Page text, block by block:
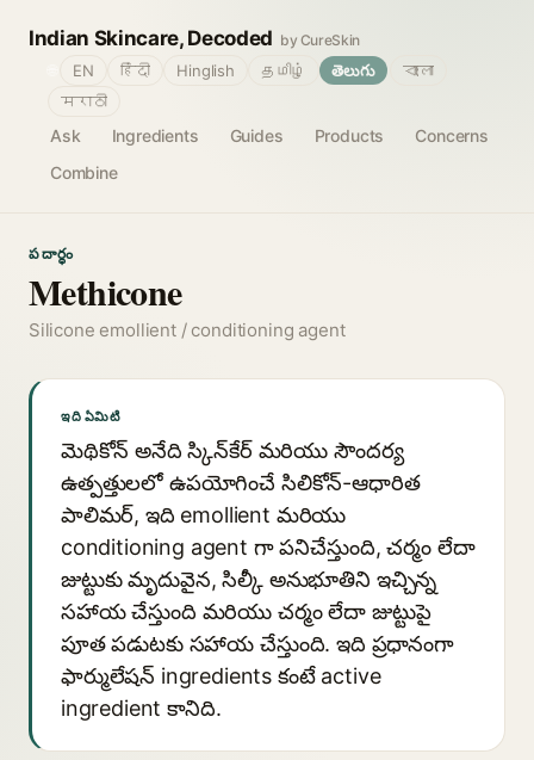
Indian Skincare, Decoded by CureSkin
Ask Ingredients Guides Products
Concerns
Combine
EN हिंदी Hinglish தமிழ் తెలుగు
বাংলা
मराठी
పదార్థం
Methicone
Silicone emollient / conditioning agent
ఇది ఏమిటి
మెథికోన్ అనేది స్కిన్‌కేర్ మరియు సౌందర్య
ఉత్పత్తులలో ఉపయోగించే సిలికోన్-ఆధారిత
పాలిమర్, ఇది emollient మరియు
conditioning agent గా పనిచేస్తుంది, చర్మం లేదా
జుట్టుకు మృదువైన, సిల్కీ అనుభూతిని ఇచ్చిన్న
సహాయ చేస్తుంది మరియు చర్మం లేదా జుట్టుపై
పూత పడుటకు సహాయ చేస్తుంది. ఇది ప్రధానంగా
ఫార్ములేషన్ ingredients కంటే active
ingredient కానిది.